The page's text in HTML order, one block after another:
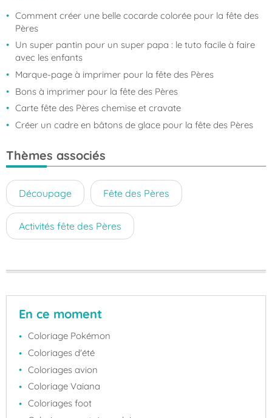
Comment créer une belle cocarde colorée pour la fête des
Pères
Un super pantin pour un super papa : le tuto facile à faire
avec les enfants
Marque-page à imprimer pour la fête des Pères
Bons à imprimer pour la fête des Pères
Carte fête des Pères chemise et cravate
Créer un cadre en bâtons de glace pour la fête des Pères
Thèmes associés
Découpage Fête des Pères
Activités fête des Pères
En ce moment
Coloriage Pokémon
Coloriages d'été
Coloriages avion
Coloriage Vaiana
Coloriages foot